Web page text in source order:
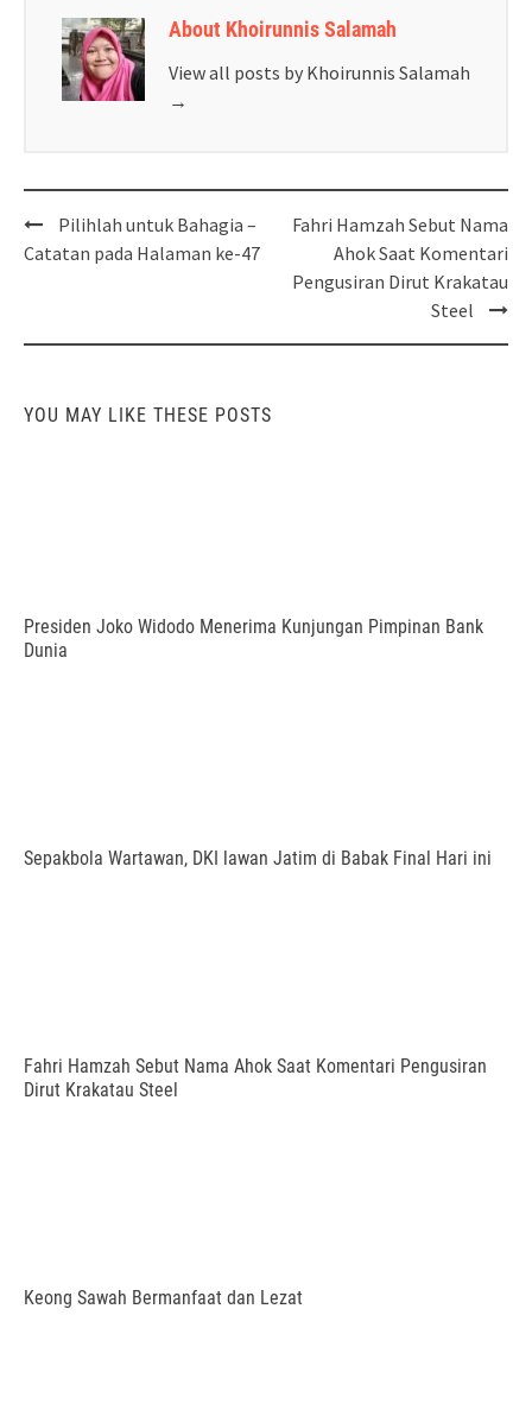
About Khoirunnis Salamah
View all posts by Khoirunnis Salamah
→
Post
navigation
Pilihlah untuk Bahagia –
Catatan pada Halaman ke-47
Fahri Hamzah Sebut Nama
Ahok Saat Komentari
Pengusiran Dirut Krakatau
Steel
YOU MAY LIKE THESE POSTS
Presiden Joko Widodo Menerima Kunjungan Pimpinan Bank
Dunia
Sepakbola Wartawan, DKI lawan Jatim di Babak Final Hari ini
Fahri Hamzah Sebut Nama Ahok Saat Komentari Pengusiran
Dirut Krakatau Steel
Keong Sawah Bermanfaat dan Lezat